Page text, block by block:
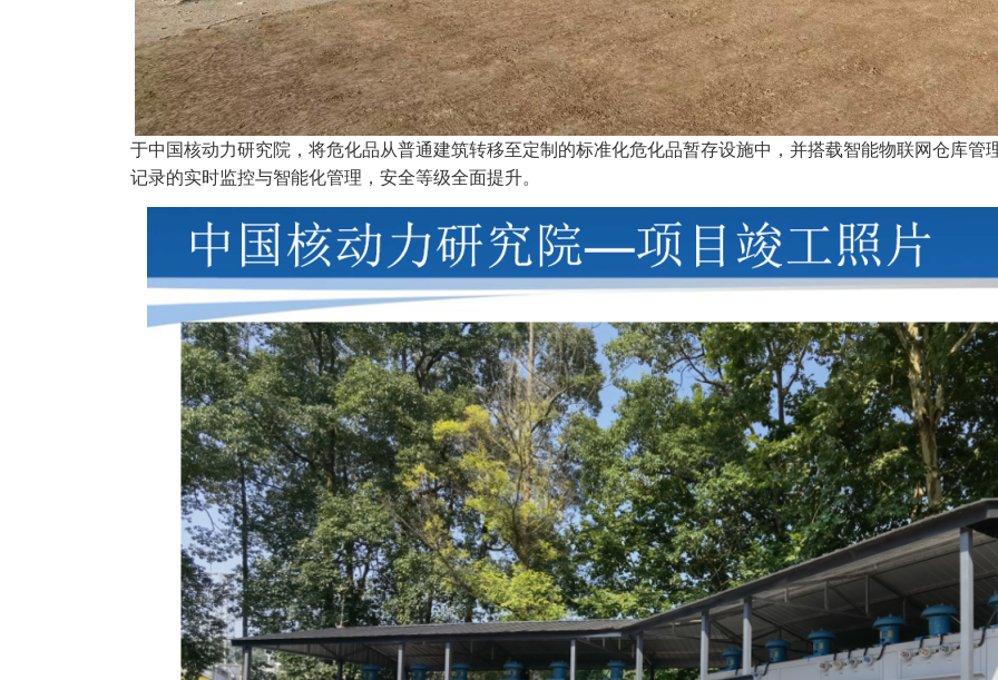
于中国核动力研究院，将危化品从普通建筑转移至定制的标准化危化品暂存设施中，并搭载智能物联网仓库管
记录的实时监控与智能化管理，安全等级全面提升。